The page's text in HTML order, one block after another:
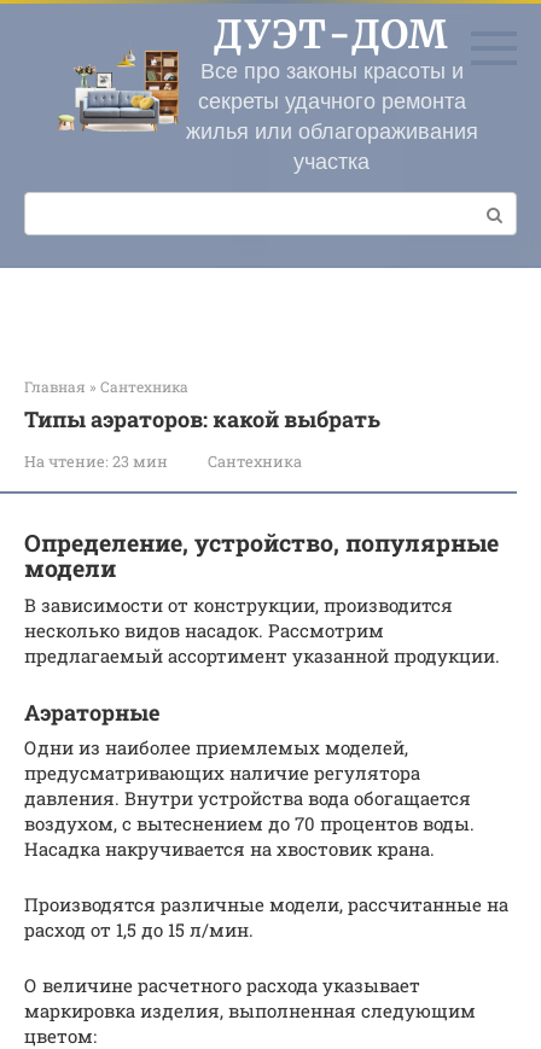
Перейти
контенту
ДУЭТ-ДОМ
Все про законы красоты и
секреты удачного ремонта
жилья или облагораживания
участка
Поиск:
Главная » Сантехника
Типы аэраторов: какой выбрать
На чтение: 23 мин Сантехника
Определение, устройство, популярные
модели
В зависимости от конструкции, производится
несколько видов насадок. Рассмотрим
предлагаемый ассортимент указанной продукции.
Аэраторные
Одни из наиболее приемлемых моделей,
предусматривающих наличие регулятора
давления. Внутри устройства вода обогащается
воздухом, с вытеснением до 70 процентов воды.
Насадка накручивается на хвостовик крана.
Производятся различные модели, рассчитанные на
расход от 1,5 до 15 л/мин.
О величине расчетного расхода указывает
маркировка изделия, выполненная следующим
цветом: